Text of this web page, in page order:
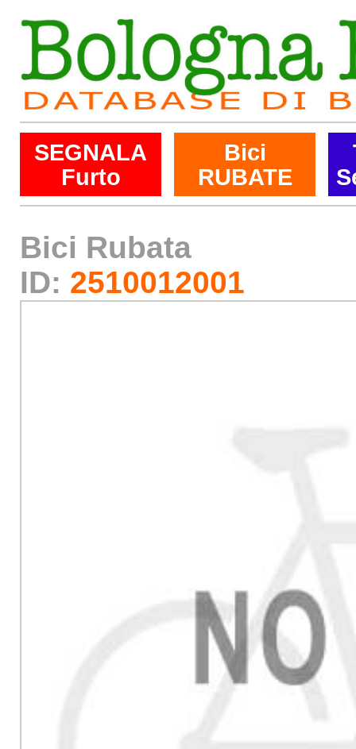
SEGNALA
Furto
Bici
RUBATE
Bici Rubata
ID: 2510012001